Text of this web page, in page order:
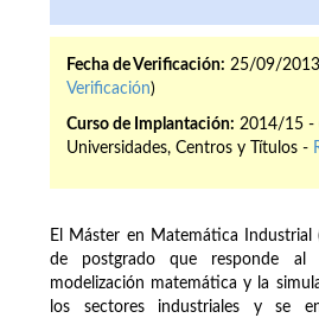
Fecha de Verificación: 25/09/
Verificación)
Curso de Implantación: 2014/15 -
Universidades, Centros y Títulos -
El Máster en Matemática
de postgrado que responde al
modelización matemática y la
los sectores industriales y se